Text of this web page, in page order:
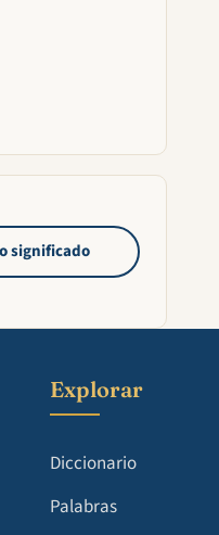
significado
Explorar
Diccionario
Palabras